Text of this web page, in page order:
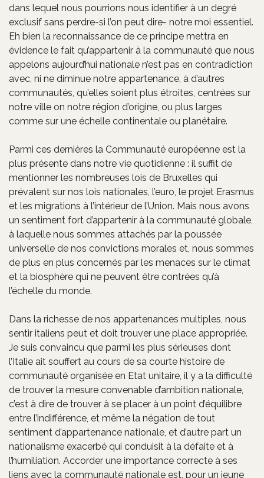
dans lequel nous pourrions nous identifier à un degré
exclusif sans perdre-si l’on peut dire- notre moi essentiel.
Eh bien la reconnaissance de ce principe mettra en
évidence le fait qu’appartenir à la communauté que nous
appelons aujourd’hui nationale n’est pas en contradiction
avec, ni ne diminue notre appartenance, à d’autres
communautés, qu’elles soient plus étroites, centrées sur
notre ville on notre région d’origine, ou plus larges
comme sur une échelle continentale ou planétaire.
Parmi ces dernières la Communauté européenne est la
plus présente dans notre vie quotidienne : il suffit de
mentionner les nombreuses lois de Bruxelles qui
prévalent sur nos lois nationales, l’euro, le projet Erasmus
et les migrations à l’intérieur de l’Union. Mais nous avons
un sentiment fort d’appartenir à la communauté globale,
à laquelle nous sommes attachés par la poussée
universelle de nos convictions morales et, nous sommes
de plus en plus concernés par les menaces sur le climat
et la biosphère qui ne peuvent être contrées qu’à
l’échelle du monde.
Dans la richesse de nos appartenances multiples, nous
sentir italiens peut et doit trouver une place appropriée.
Je suis convaincu que parmi les plus sérieuses dont
l’Italie ait souffert au cours de sa courte histoire de
communauté organisée en Etat unitaire, il y a la difficulté
de trouver la mesure convenable d’ambition nationale,
c’est à dire de trouver à se placer à un point d’équilibre
entre l’indifférence, et même la négation de tout
sentiment d’appartenance nationale, et d’autre part un
nationalisme exacerbé qui conduisit à la défaite et à
l’humiliation. Accorder une importance correcte à ses
liens avec la communauté nationale est, pour un jeune